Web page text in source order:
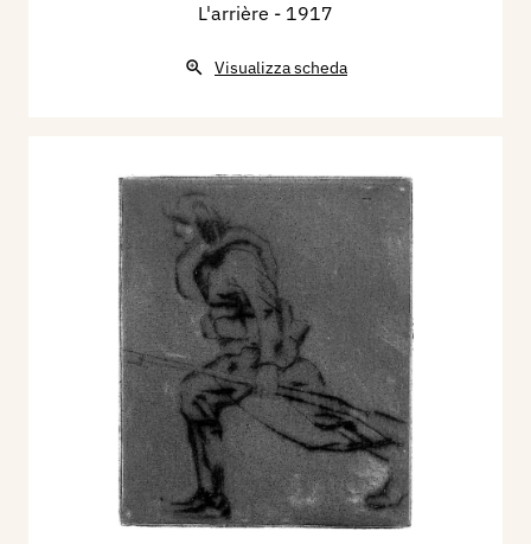
L'arrière - 1917
Visualizza scheda